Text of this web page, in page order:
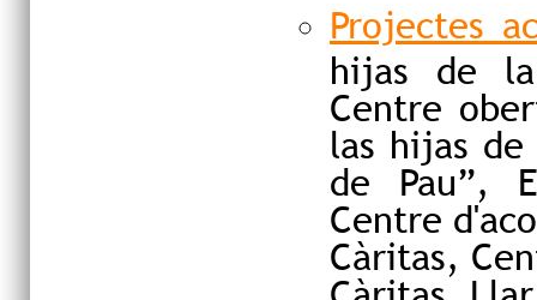
Projectes
hijas de
Centre
las hijas de
de Pau”,
Centre
Càritas,
Càritas,